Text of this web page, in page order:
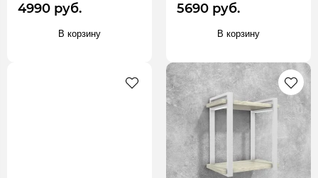
4990 руб.
В корзину
5690 руб.
В корзину